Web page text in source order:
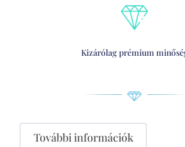
Kizárólag prémium
További információk